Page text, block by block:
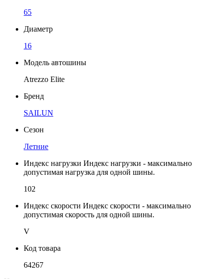
65
Диаметр
16
Модель автошины
Atrezzo Elite
Бренд
SAILUN
Сезон
Летние
Индекс нагрузки Индекс нагрузки - максимально
допустимая нагрузка для одной шины.
102
Индекс скорости Индекс скорости - максимально
допустимая скорость для одной шины.
V
Код товара
64267